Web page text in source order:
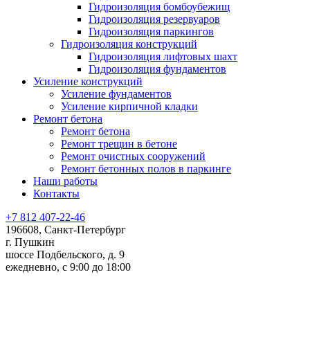
Гидроизоляция бомбоубежищ
Гидроизоляция резервуаров
Гидроизоляция паркингов
Гидроизоляция конструкций
Гидроизоляция лифтовых шахт
Гидроизоляция фундаментов
Усиление конструкций
Усиление фундаментов
Усиление кирпичной кладки
Ремонт бетона
Ремонт бетона
Ремонт трещин в бетоне
Ремонт очистных сооружений
Ремонт бетонных полов в паркинге
Наши работы
Контакты
+7 812 407-22-46
196608, Санкт-Петербург
г. Пушкин
шоссе Подбельского, д. 9
ежедневно, с 9:00 до 18:00